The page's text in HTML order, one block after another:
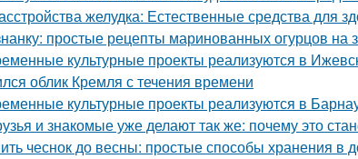
желудка: Естественные средства для
простые рецепты маринованных огурцов на
культурные проекты реализуются в
облик Кремля с течения времени
культурные проекты реализуются в
и знакомые уже делают так же: почему это
чеснок до весны: простые способы хранения в